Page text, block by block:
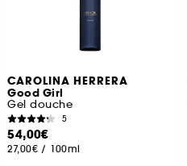
CAROLINA HERRERA
Good Girl
Gel douche
5
54,00€
27,00€ / 100ml